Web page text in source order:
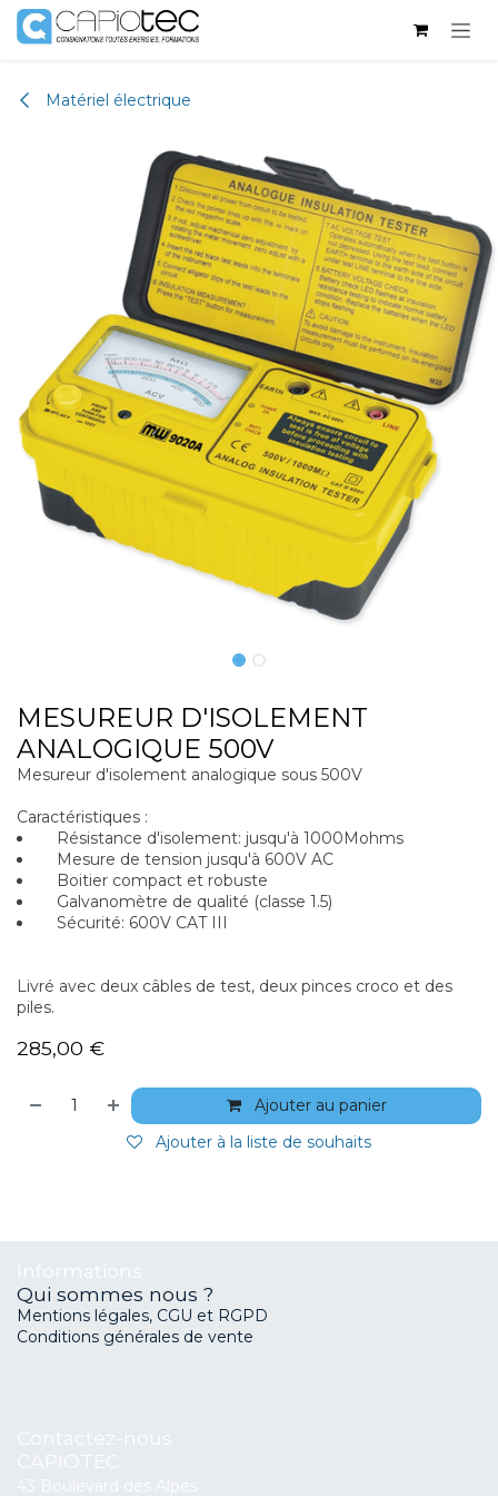
Se rendre au contenu
Matériel électrique
MESUREUR D'ISOLEMENT
ANALOGIQUE 500V
Mesureur d'isolement analogique sous 500V
Caractéristiques :
Résistance d'isolement: jusqu'à 1000Mohms
Mesure de tension jusqu'à 600V AC
Boitier compact et robuste
Galvanomètre de qualité (classe 1.5)
Sécurité: 600V CAT III
Livré avec deux câbles de test, deux pinces croco et des
piles.
285,00 €
Ajouter au panier
Ajouter à la liste de souhaits
Qui sommes nous ?
Mentions légales, CGU et RGPD
Conditions générales de vente